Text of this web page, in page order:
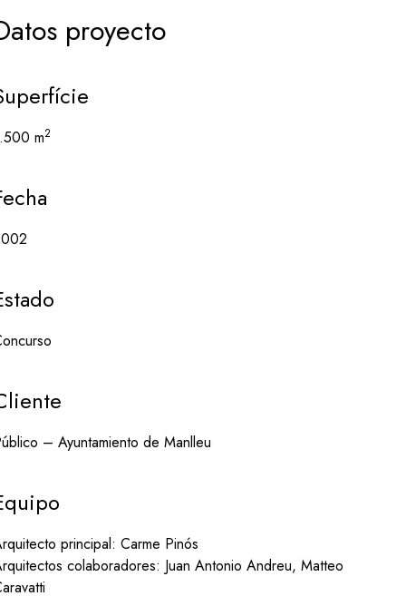
proyecto
m2
– Ayuntamiento de Manlleu
principal: Carme Pinós
colaboradores: Juan Antonio Andreu, Matteo
ESTUDIO CARME PINÓS
Avd. Diagonal, 490 3 – 2
08006 Barcelona, España
Linkedin